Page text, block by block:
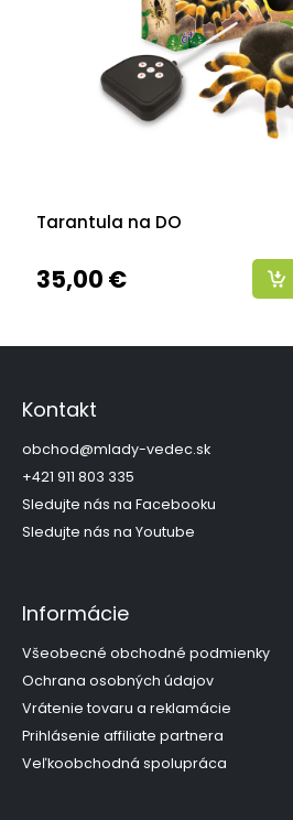
Tarantula na DO
35,00 €
Kontakt
obchod@mlady-vedec.sk
+421 911 803 335
Sledujte nás na Facebooku
Sledujte nás na Youtube
Informácie
Všeobecné obchodné podmienky
Ochrana osobných údajov
Vrátenie tovaru a reklamácie
Prihlásenie affiliate partnera
Veľkoobchodná spolupráca